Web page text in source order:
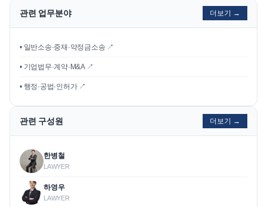
관련 업무분야 더보기 →
• 일반소송·중재·약정금소송 ↗
• 기업법무·계약·M&A ↗
• 행정·공법·인허가 ↗
관련 구성원 더보기 →
한병철
LAWYER
하영우
LAWYER